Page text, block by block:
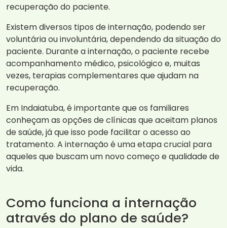
recuperação do paciente.
Existem diversos tipos de internação, podendo ser
voluntária ou involuntária, dependendo da situação do
paciente. Durante a internação, o paciente recebe
acompanhamento médico, psicológico e, muitas
vezes, terapias complementares que ajudam na
recuperação.
Em Indaiatuba, é importante que os familiares
conheçam as opções de clínicas que aceitam planos
de saúde, já que isso pode facilitar o acesso ao
tratamento. A internação é uma etapa crucial para
aqueles que buscam um novo começo e qualidade de
vida.
Como funciona a internação
através do plano de saúde?